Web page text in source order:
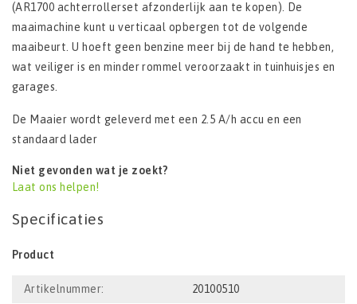
(AR1700 achterrollerset afzonderlijk aan te kopen). De
maaimachine kunt u verticaal opbergen tot de volgende
maaibeurt. U hoeft geen benzine meer bij de hand te hebben,
wat veiliger is en minder rommel veroorzaakt in tuinhuisjes en
garages.
De Maaier wordt geleverd met een 2.5 A/h accu en een
standaard lader
Niet gevonden wat je zoekt?
Laat ons helpen!
Specificaties
Product
Artikelnummer: 20100510